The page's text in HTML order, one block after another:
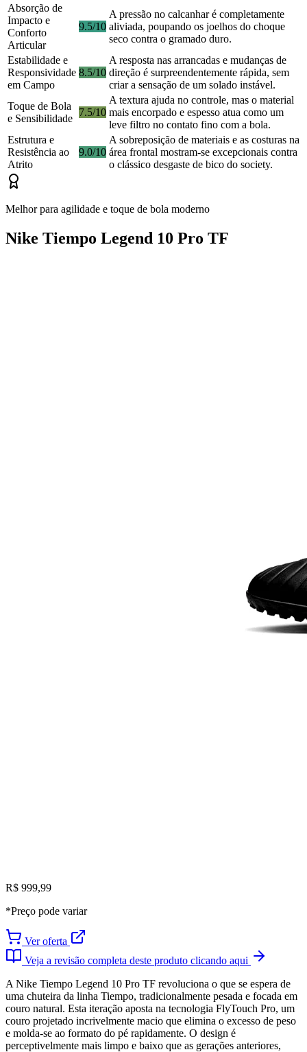
Absorção de
Impacto e
Conforto
Articular
9.5/10
A pressão no calcanhar é completamente
aliviada, poupando os joelhos do choque
seco contra o gramado duro.
Estabilidade e
Responsividade
em Campo
8.5/10
A resposta nas arrancadas e mudanças de
direção é surpreendentemente rápida, sem
criar a sensação de um solado instável.
Toque de Bola
e Sensibilidade
7.5/10
A textura ajuda no controle, mas o material
mais encorpado e espesso atua como um
leve filtro no contato fino com a bola.
Estrutura e
Resistência ao
Atrito
9.0/10
A sobreposição de materiais e as costuras na
área frontal mostram-se excepcionais contra
o clássico desgaste de bico do society.
Melhor para agilidade e toque de bola moderno
Nike Tiempo Legend 10 Pro TF
R$ 999,99
*Preço pode variar
Ver oferta
Veja a revisão completa deste produto clicando aqui
A Nike Tiempo Legend 10 Pro TF revoluciona o que se espera de
uma chuteira da linha Tiempo, tradicionalmente pesada e focada em
couro natural. Esta iteração aposta na tecnologia FlyTouch Pro, um
couro projetado incrivelmente macio que elimina o excesso de peso
e molda-se ao formato do pé rapidamente. O design é
perceptivelmente mais limpo e baixo que as gerações anteriores,